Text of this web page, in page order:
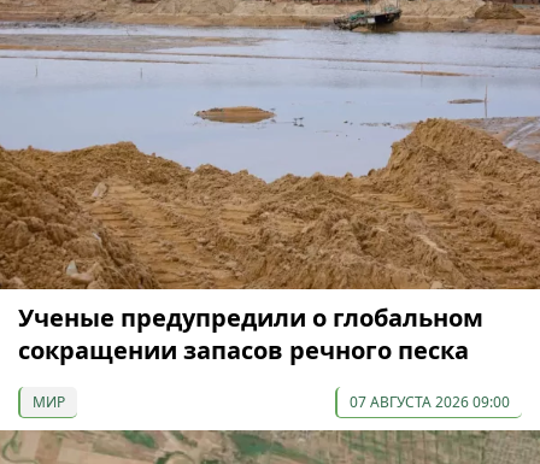
Ученые предупредили о глобальном
сокращении запасов речного песка
МИР 07 АВГУСТА 2026 09:00